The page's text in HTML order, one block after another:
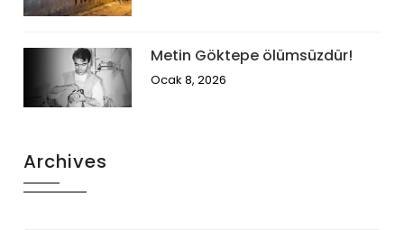
Metin Göktepe ölümsüzdür!
Ocak 8, 2026
Archives